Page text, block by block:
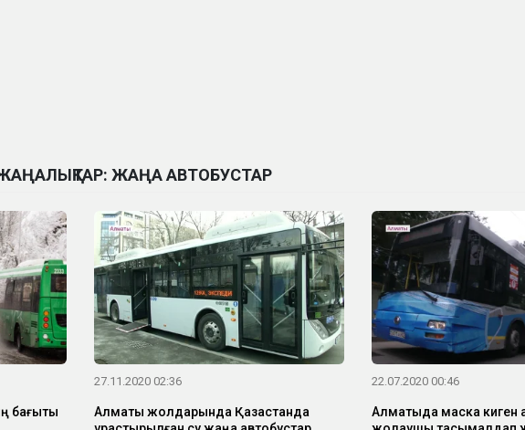
ЖАҢА АВТОБУСТАР
бағыты
27.11.2020 02:36
Алматы жолдарында Қазақстанда
22.07.2020 00:46
Алматыда маска киген